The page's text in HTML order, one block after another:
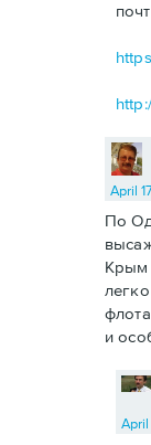
April
По
Крым
и
April